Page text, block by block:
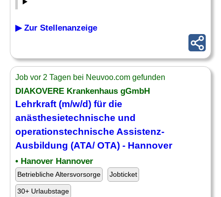
▶ Zur Stellenanzeige
Job vor 2 Tagen bei Neuvoo.com gefunden
DIAKOVERE Krankenhaus gGmbH
Lehrkraft (m/w/d) für die
anästhesietechnische und
operationstechnische Assistenz-
Ausbildung (ATA/ OTA) - Hannover
• Hanover Hannover
Betriebliche Altersvorsorge Jobticket
30+ Urlaubstage